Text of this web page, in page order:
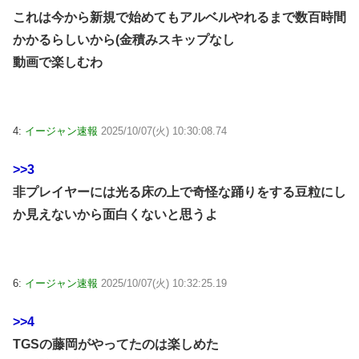
これは今から新規で始めてもアルベルやれるまで数百時間
かかるらしいから(金積みスキップなし
動画で楽しむわ
4: イージャン速報 2025/10/07(火) 10:30:08.74
>>3
非プレイヤーには光る床の上で奇怪な踊りをする豆粒にし
か見えないから面白くないと思うよ
6: イージャン速報 2025/10/07(火) 10:32:25.19
>>4
TGSの藤岡がやってたのは楽しめた